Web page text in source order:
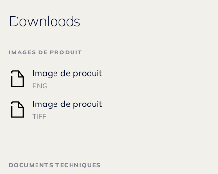
Downloads
IMAGES DE PRODUIT
Image de produit
PNG
Image de produit
TIFF
DOCUMENTS TECHNIQUES